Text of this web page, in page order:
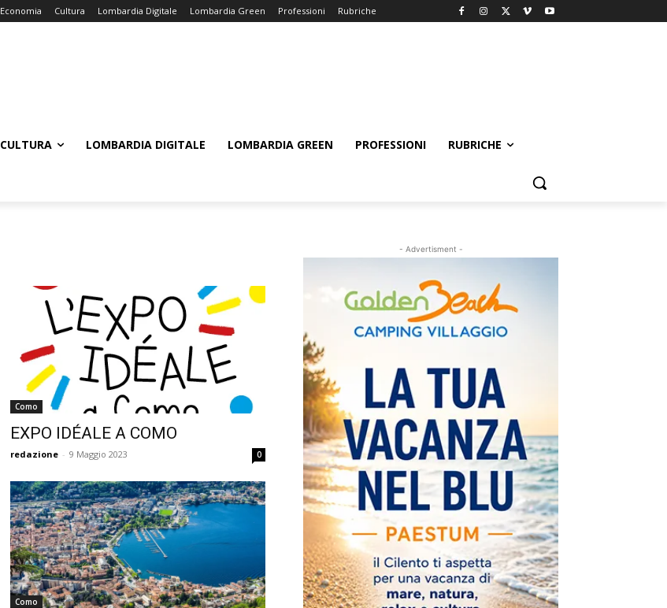
Economia Cultura Lombardia Digitale Lombardia Green Professioni Rubriche
CULTURA LOMBARDIA DIGITALE LOMBARDIA GREEN PROFESSIONI RUBRICHE
Como
EXPO IDÉALE A COMO
redazione - 9 Maggio 2023 0
Como
- Advertisment -